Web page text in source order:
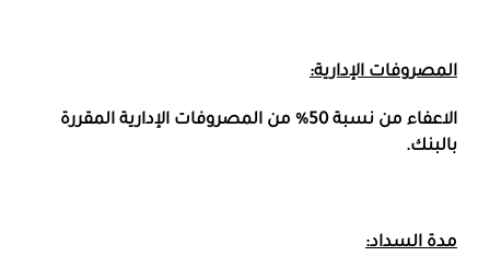
المصروفات الإدارية:
الاعفاء من نسبة 50% من المصروفات الإدارية المقررة
بالبنك.
مدة السداد: